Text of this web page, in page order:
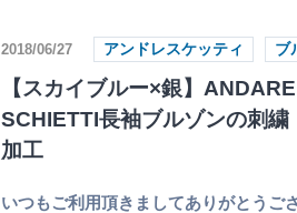
2018/06/27 アンドレスケッティ ブ
【スカイブルー×銀】ANDARE
SCHIETTI長袖ブルゾンの刺繍
加工
いつもご利用頂きましてありがとうご